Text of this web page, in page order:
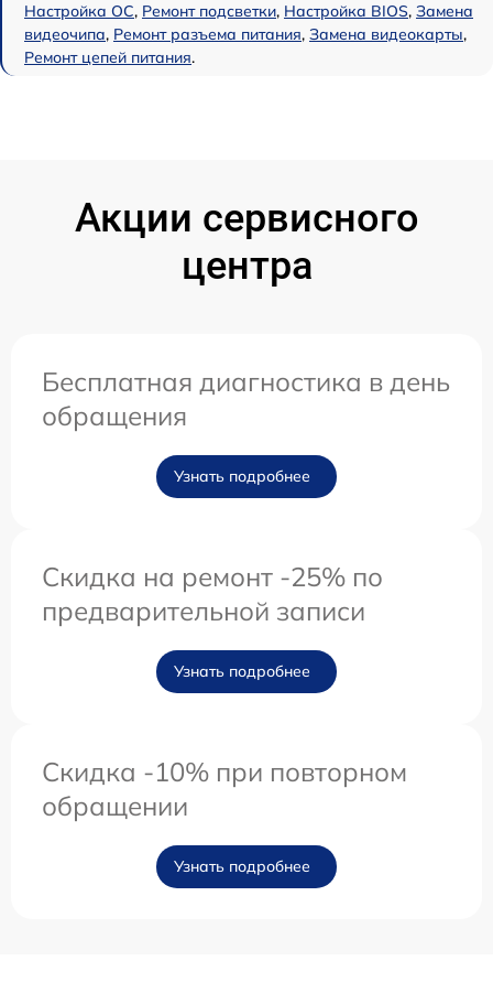
Настройка ОС, Ремонт подсветки, Настройка BIOS, Замена
видеочипа, Ремонт разъема питания, Замена видеокарты,
Ремонт цепей питания.
Акции сервисного
центра
Бесплатная диагностика в день
обращения
Узнать подробнее
Скидка на ремонт -25% по
предварительной записи
Узнать подробнее
Скидка -10% при повторном
обращении
Узнать подробнее